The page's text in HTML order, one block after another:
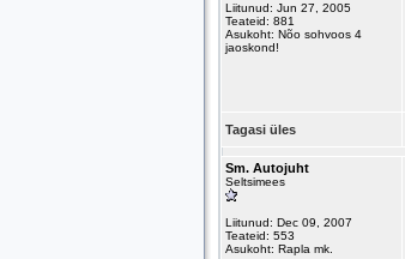
Liitunud: Jun 27, 2005
Teateid: 881
Asukoht: Nõo sohvoos 4
jaoskond!
Tagasi üles
Sm. Autojuht
Seltsimees
Liitunud: Dec 09, 2007
Teateid: 553
Asukoht: Rapla mk.